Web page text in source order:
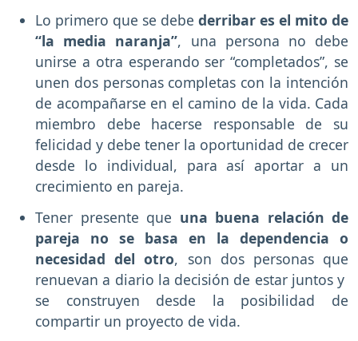
Lo primero que se debe derribar es el mito de
“la media naranja”, una persona no debe
unirse a otra esperando ser “completados”, se
unen dos personas completas con la intención
de acompañarse en el camino de la vida. Cada
miembro debe hacerse responsable de su
felicidad y debe tener la oportunidad de crecer
desde lo individual, para así aportar a un
crecimiento en pareja.
Tener presente que una buena relación de
pareja no se basa en la dependencia o
necesidad del otro, son dos personas que
renuevan a diario la decisión de estar juntos y
se construyen desde la posibilidad de
compartir un proyecto de vida.